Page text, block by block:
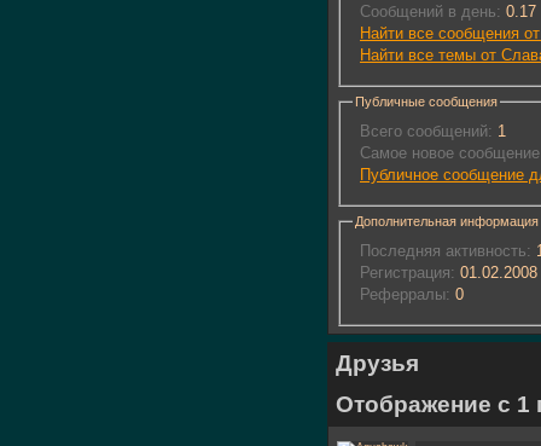
Сообщений в день: 0.17
Найти все сообщения
Найти все темы от
Публичные сообщения
Всего сообщений: 1
Самое новое
Публичное сообщение
Дополнительная информация
Последняя активность:
Регистрация: 01.02.2008
Реферралы: 0
Друзья
Отображение с 1